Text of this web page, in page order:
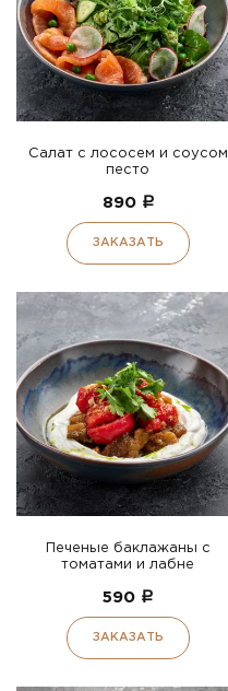
Салат с лососем и соусом
песто
890 a
ЗАКАЗАТЬ
Печеные баклажаны с
томатами и лабне
590 a
ЗАКАЗАТЬ